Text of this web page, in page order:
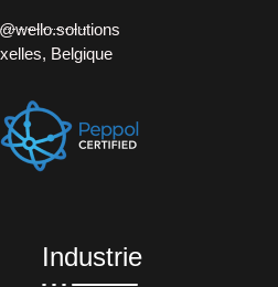
Belgique
Industrie